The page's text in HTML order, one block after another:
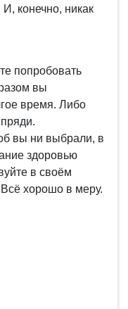
конечно, никак
попробовать
вы
время. Либо
вы ни выбрали, в
здоровью
в своём
хорошо в меру.